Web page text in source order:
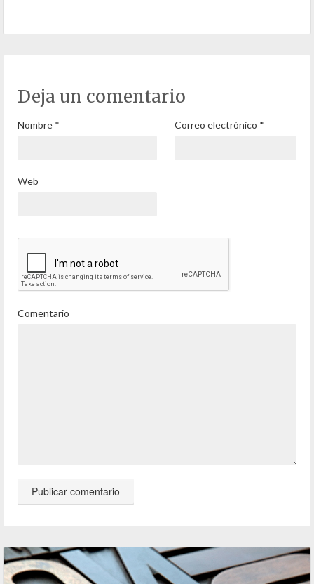
Deja un comentario
Nombre * Correo electrónico *
Web
Comentario